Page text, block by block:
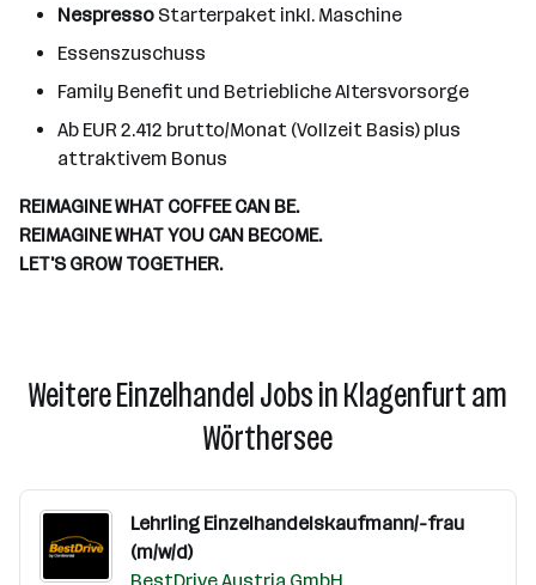
Nespresso Starterpaket inkl. Maschine
Essenszuschuss
Family Benefit und Betriebliche Altersvorsorge
Ab EUR 2.412 brutto/Monat (Vollzeit Basis) plus
attraktivem Bonus
REIMAGINE WHAT COFFEE CAN BE.
REIMAGINE WHAT YOU CAN BECOME.
LET'S GROW TOGETHER.
Weitere Einzelhandel Jobs in Klagenfurt am
Wörthersee
Lehrling Einzelhandelskaufmann/-frau
(m/w/d)